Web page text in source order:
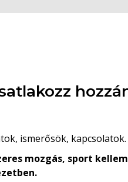
ismerősök, kapcsolatok.
mozgás, sport